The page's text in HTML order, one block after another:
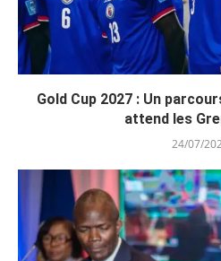
Gold Cup 2027 : Un
attend les
24/07/